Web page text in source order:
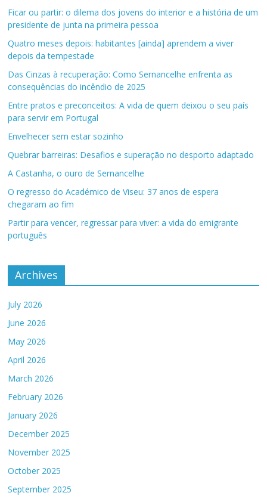
Ficar ou partir: o dilema dos jovens do interior e a história de um
presidente de junta na primeira pessoa
Quatro meses depois: habitantes [ainda] aprendem a viver
depois da tempestade
Das Cinzas à recuperação: Como Sernancelhe enfrenta as
consequências do incêndio de 2025
Entre pratos e preconceitos: A vida de quem deixou o seu país
para servir em Portugal
Envelhecer sem estar sozinho
Quebrar barreiras: Desafios e superação no desporto adaptado
A Castanha, o ouro de Sernancelhe
O regresso do Académico de Viseu: 37 anos de espera
chegaram ao fim
Partir para vencer, regressar para viver: a vida do emigrante
português
Archives
July 2026
June 2026
May 2026
April 2026
March 2026
February 2026
January 2026
December 2025
November 2025
October 2025
September 2025